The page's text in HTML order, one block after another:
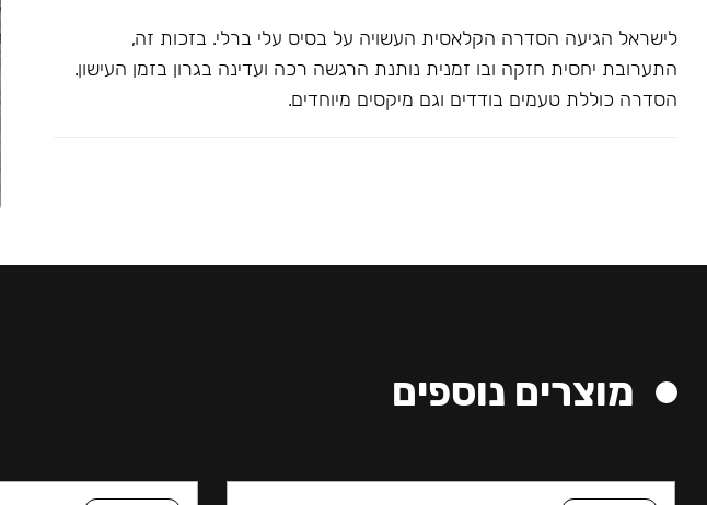
לישראל הגיעה הסדרה הקלאסית העשויה על בסיס עלי ברלי. בזכות זה,
התערובת יחסית חזקה ובו זמנית נותנת הרגשה רכה ועדינה בגרון בזמן העישון.
הסדרה כוללת טעמים בודדים וגם מיקסים מיוחדים.
מוצרים נוספים